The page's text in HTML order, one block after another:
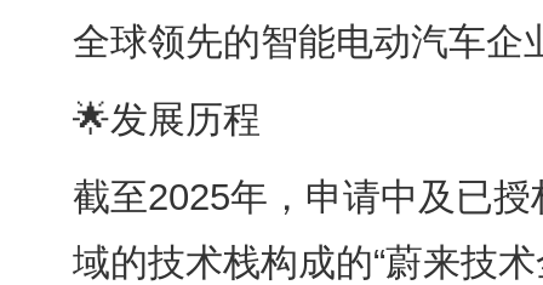
全球领先的智能电动汽车企
🌟发展历程
截至2025年，申请中及已
域的技术栈构成的“蔚来技